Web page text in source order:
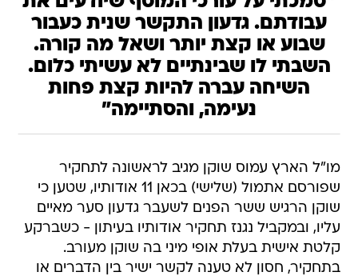
עבודתם. גדעון התקשר שנית כעבור
שבוע או קצת יותר ושאל מה קורה.
השבתי לו שבינתיים לא עשיתי כלום.
השיחה עברה להיות קצת פחות
נעימה, והסתיימה"
מו"ל הארץ עמוס שוקן מגיב לראשונה לתחקיר
שפורסם אתמול (שלישי) בכאן 11 אודותיו, שטען כי
שוקן הרגיש ששר הפנים לשעבר גדעון סער מאיים
עליו, ובמקביל נגנז תחקיר אודותיו בעיתון - כשברקע
קלטת אישית בעלת אופי מיני בה שוקן מעורב.
בתחקיר, חסון לא טענה לקשר ישיר בין הדברים או